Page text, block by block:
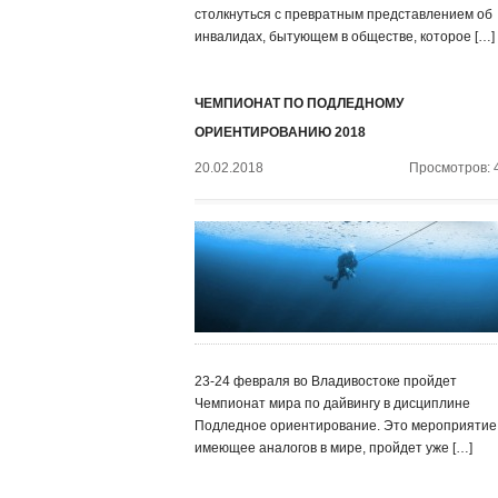
столкнуться с превратным представлением об
инвалидах, бытующем в обществе, которое […]
ЧЕМПИОНАТ ПО ПОДЛЕДНОМУ
ОРИЕНТИРОВАНИЮ 2018
20.02.2018 Просмотров:
23-24 февраля во Владивостоке пройдет
Чемпионат мира по дайвингу в дисциплине
Подледное ориентирование. Это
имеющее аналогов в мире, пройдет уже […]